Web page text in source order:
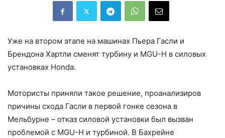
Уже на втором этапе на машинах Пьера Гасли и
Брендона Хартли сменят турбину и MGU-H в силовых
установках Honda.
Мотористы приняли такое решение, проанализиров
причины схода Гасли в первой гонке сезона в
Мельбурне – отказ силовой установки был вызван
проблемой с MGU-H и турбиной. В Бахрейне